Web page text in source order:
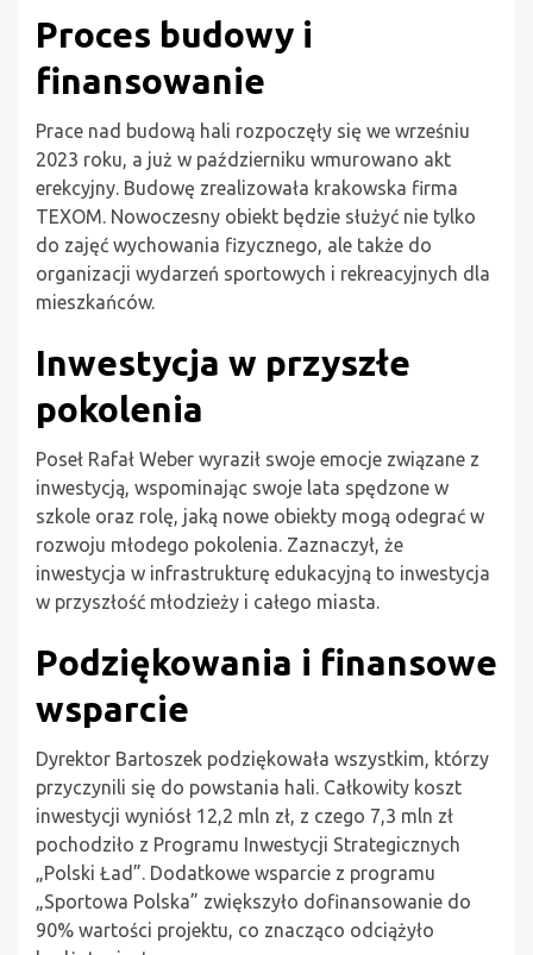
Proces budowy i
finansowanie
Prace nad budową hali rozpoczęły się we wrześniu
2023 roku, a już w październiku wmurowano akt
erekcyjny. Budowę zrealizowała krakowska firma
TEXOM. Nowoczesny obiekt będzie służyć nie tylko
do zajęć wychowania fizycznego, ale także do
organizacji wydarzeń sportowych i rekreacyjnych dla
mieszkańców.
Inwestycja w przyszłe
pokolenia
Poseł Rafał Weber wyraził swoje emocje związane z
inwestycją, wspominając swoje lata spędzone w
szkole oraz rolę, jaką nowe obiekty mogą odegrać w
rozwoju młodego pokolenia. Zaznaczył, że
inwestycja w infrastrukturę edukacyjną to inwestycja
w przyszłość młodzieży i całego miasta.
Podziękowania i finansowe
wsparcie
Dyrektor Bartoszek podziękowała wszystkim, którzy
przyczynili się do powstania hali. Całkowity koszt
inwestycji wyniósł 12,2 mln zł, z czego 7,3 mln zł
pochodziło z Programu Inwestycji Strategicznych
„Polski Ład”. Dodatkowe wsparcie z programu
„Sportowa Polska” zwiększyło dofinansowanie do
90% wartości projektu, co znacząco odciążyło